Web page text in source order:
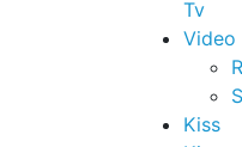
Tv
Video
Kiss